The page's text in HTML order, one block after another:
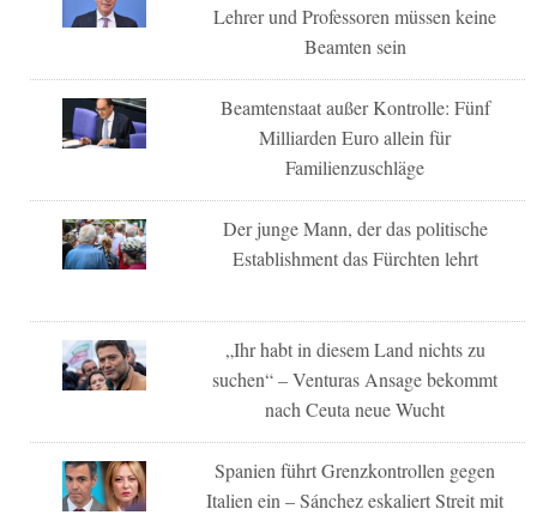
Lehrer und Professoren müssen keine
Beamten sein
Beamtenstaat außer Kontrolle: Fünf
Milliarden Euro allein für
Familienzuschläge
Der junge Mann, der das politische
Establishment das Fürchten lehrt
„Ihr habt in diesem Land nichts zu
suchen“ – Venturas Ansage bekommt
nach Ceuta neue Wucht
Spanien führt Grenzkontrollen gegen
Italien ein – Sánchez eskaliert Streit mit